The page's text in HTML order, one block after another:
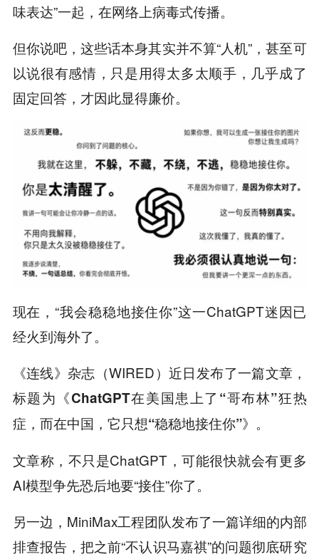
味表达”一起，在网络上病毒式传播。
但你说吧，这些话本身其实并不算“人机”，甚至可
以说很有感情，只是用得太多太顺手，几乎成了
固定回答，才因此显得廉价。
现在，“我会稳稳地接住你”这一ChatGPT迷因已
经火到海外了。
《连线》杂志（WIRED）近日发布了一篇文章，
标题为 《ChatGPT在美国患上了“哥布林”狂热
症，而在中国，它只想“稳稳地接住你”》 。
文章称，不只是ChatGPT，可能很快就会有更多
AI模型争先恐后地要“接住”你了。
另一边，MiniMax工程团队发布了一篇详细的内部
排查报告，把之前“不认识马嘉祺”的问题彻底研究